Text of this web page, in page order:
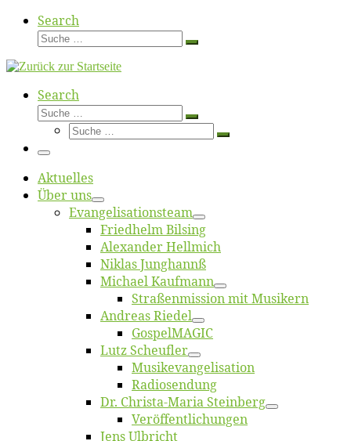
Search
Suche
Suche
Search
Suche
Suche
Suche
Suche
Menü
Ak­tu­el­les
Über uns
Evangelisa­tions­team
Fried­helm Bilsing
Alex­an­der Hellmich
Ni­klas Junghannß
Mi­cha­el Kaufmann
Straßenmis­sion mit Musikern
An­dre­as Riedel
Gos­pel­MA­GIC
Lutz Scheuf­ler
Musikevan­ge­li­sa­tion
Ra­dio­sen­dung
Dr. Chris­­ta-Ma­ria Steinberg
Ver­öf­fent­li­chun­gen
Jens Ulb­richt